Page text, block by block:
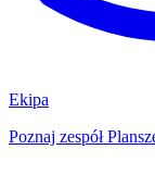
Ekipa
Poznaj zespół